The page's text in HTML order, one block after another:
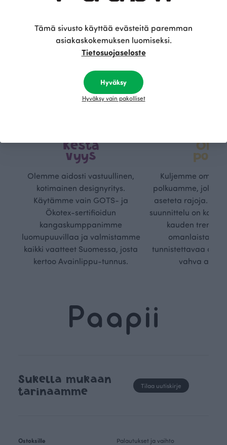
Kestä
vyys
Olemme aidosti vastuullinen,
kotimainen designyritys.
Käytämme vain GOTS- ja
Ökotex-sertifioidun
kangaskumppanimme
luomupuuvillaa ja valmistamme
kaikki vaatteet Suomessa, josta
kertoo Avainlippu-tunnus.
Oma
Kuljemme omaa,
polkuamme, jolla
aseteta rajoja.
suunnittelu on
kauden
omanlaista,
tunnistettavaa
vahva
Sukella mukaan
tarinaamme
Tilaa uutiskirje
Ostoksille
Palautukset ja vaihto
Tämä sivusto käyttää evästeitä paremman
asiakaskokemuksen luomiseksi.
Tietosuojaseloste
Hyväksy
Hyväksy vain pakolliset